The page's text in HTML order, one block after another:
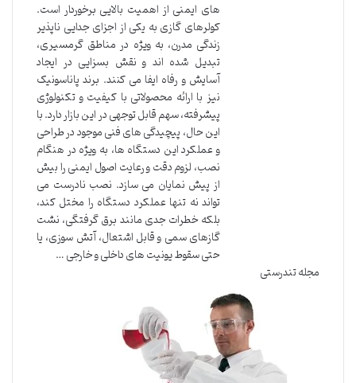
های ایمنی از اهمیت بالایی برخوردار است.
کولرهای گازی به یکی از اجزای جدایی ناپذیر
زندگی مدرن، به ویژه در مناطق گرمسیری،
تبدیل شده اند و نقش بسزایی در ایجاد
آسایش و رفاه ایفا می کنند. برند پاناسونیک
نیز با ارائه محصولاتی با کیفیت و تکنولوژی
پیشرفته، سهم قابل توجهی در این بازار دارد. با
این حال، پیچیدگی های فنی موجود در طراحی
و عملکرد این دستگاه ها، به ویژه در هنگام
نصب، لزوم دقت و رعایت اصول ایمنی را بیش
از پیش نمایان می سازد. نصب نادرست می
تواند نه تنها عملکرد دستگاه را مختل کند،
بلکه خطرات جدی مانند برق گرفتگی، نشت
گازهای سمی و قابل اشتعال، آتش سوزی، یا
حتی سقوط یونیت های داخلی و خارجی …
مجله تندرستی